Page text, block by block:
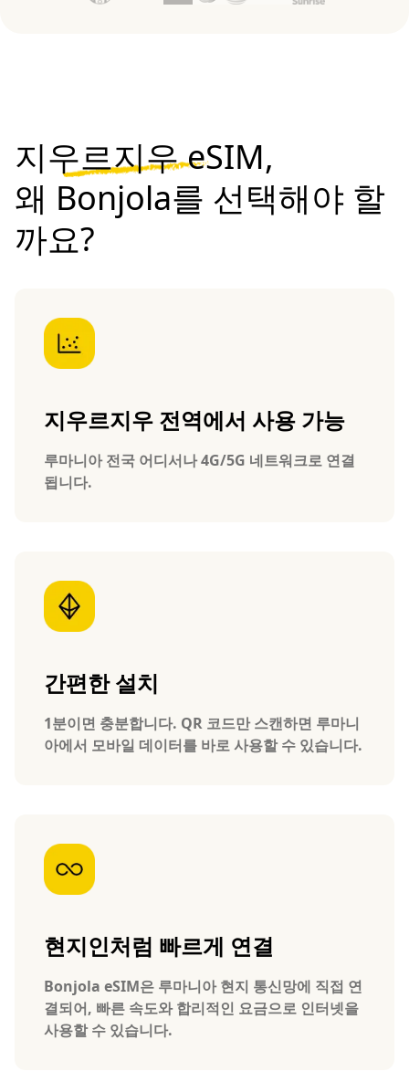
지우르지우 eSIM,
왜 Bonjola를 선택해야 할
까요?
지우르지우 전역에서 사용 가능
루마니아 전국 어디서나 4G/5G 네트워크로 연결
됩니다.
간편한 설치
1분이면 충분합니다. QR 코드만 스캔하면 루마니
아에서 모바일 데이터를 바로 사용할 수 있습니다.
현지인처럼 빠르게 연결
Bonjola eSIM은 루마니아 현지 통신망에 직접 연
결되어, 빠른 속도와 합리적인 요금으로 인터넷을
사용할 수 있습니다.